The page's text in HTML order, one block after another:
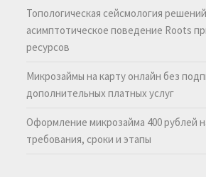
Топологическая сейсмология
асимптотическое поведение Roots
ресурсов
Микрозаймы на карту онлайн без
дополнительных платных услуг
Оформление микрозайма 400 рублей
требования, сроки и этапы